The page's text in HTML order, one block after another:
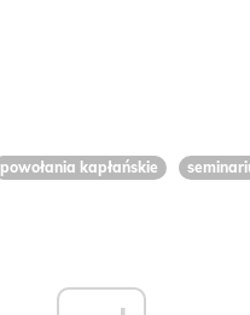
powołania kapłańskie